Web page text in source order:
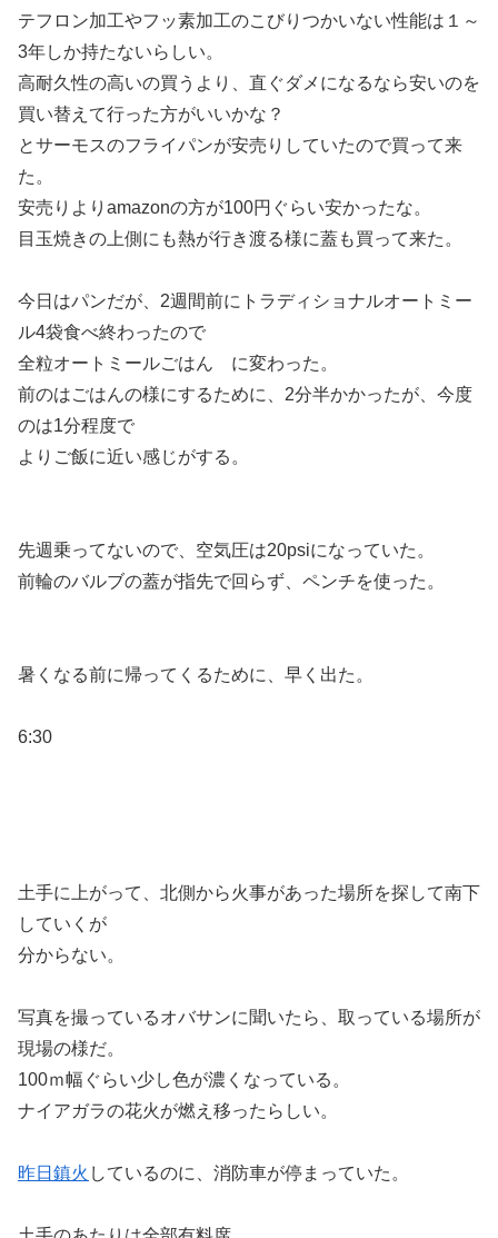
テフロン加工やフッ素加工のこびりつかいない性能は１～
3年しか持たないらしい。
高耐久性の高いの買うより、直ぐダメになるなら安いのを
買い替えて行った方がいいかな？
とサーモスのフライパンが安売りしていたので買って来
た。
安売りよりamazonの方が100円ぐらい安かったな。
目玉焼きの上側にも熱が行き渡る様に蓋も買って来た。
今日はパンだが、2週間前にトラディショナルオートミー
ル4袋食べ終わったので
全粒オートミールごはん に変わった。
前のはごはんの様にするために、2分半かかったが、今度
のは1分程度で
よりご飯に近い感じがする。
先週乗ってないので、空気圧は20psiになっていた。
前輪のバルブの蓋が指先で回らず、ペンチを使った。
暑くなる前に帰ってくるために、早く出た。
6:30
土手に上がって、北側から火事があった場所を探して南下
していくが
分からない。
写真を撮っているオバサンに聞いたら、取っている場所が
現場の様だ。
100ｍ幅ぐらい少し色が濃くなっている。
ナイアガラの花火が燃え移ったらしい。
昨日鎮火 しているのに、消防車が停まっていた。